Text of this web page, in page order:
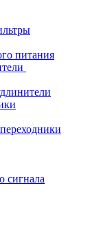
питания
сигнала